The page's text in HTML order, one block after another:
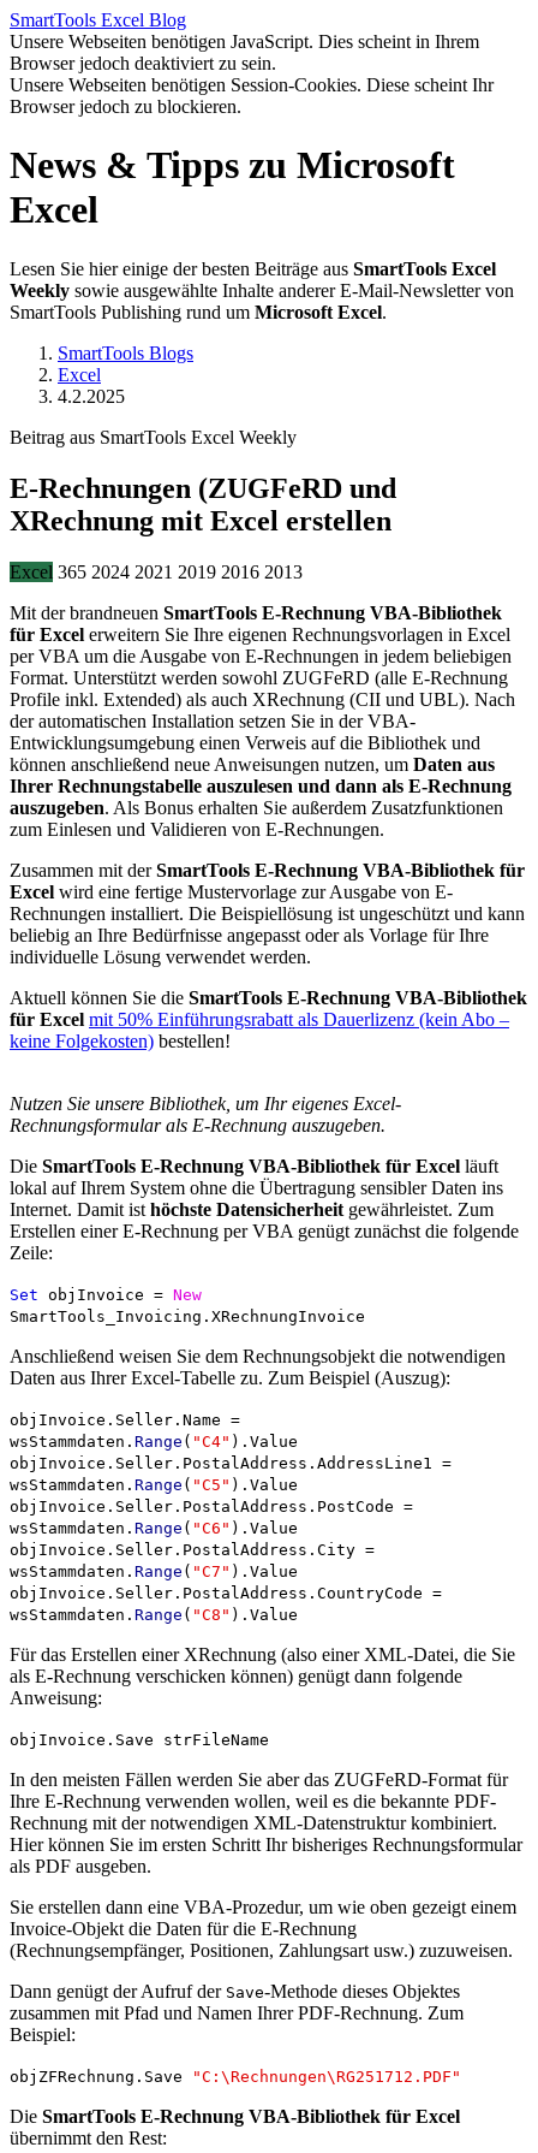
SmartTools Excel Blog
Unsere Webseiten benötigen JavaScript. Dies scheint in Ihrem
Browser jedoch deaktiviert zu sein.
Unsere Webseiten benötigen Session-Cookies. Diese scheint Ihr
Browser jedoch zu blockieren.
News & Tipps zu Microsoft
Excel
Lesen Sie hier einige der besten Beiträge aus SmartTools Excel
Weekly sowie ausgewählte Inhalte anderer E-Mail-Newsletter von
SmartTools Publishing rund um Microsoft Excel.
SmartTools Blogs
Excel
4.2.2025
Beitrag aus SmartTools Excel Weekly
E-Rechnungen (ZUGFeRD und
XRechnung mit Excel erstellen
Excel 365 2024 2021 2019 2016 2013
Mit der brandneuen SmartTools E-Rechnung VBA-Bibliothek
für Excel erweitern Sie Ihre eigenen Rechnungsvorlagen in Excel
per VBA um die Ausgabe von E-Rechnungen in jedem beliebigen
Format. Unterstützt werden sowohl ZUGFeRD (alle E-Rechnung
Profile inkl. Extended) als auch XRechnung (CII und UBL). Nach
der automatischen Installation setzen Sie in der VBA-
Entwicklungsumgebung einen Verweis auf die Bibliothek und
können anschließend neue Anweisungen nutzen, um Daten aus
Ihrer Rechnungstabelle auszulesen und dann als E-Rechnung
auszugeben. Als Bonus erhalten Sie außerdem Zusatzfunktionen
zum Einlesen und Validieren von E-Rechnungen.
Zusammen mit derSmartTools E-Rechnung VBA-Bibliothek für
Excel wird eine fertige Mustervorlage zur Ausgabe von E-
Rechnungen installiert. Die Beispiellösung ist ungeschützt und kann
beliebig an Ihre Bedürfnisse angepasst oder als Vorlage für Ihre
individuelle Lösung verwendet werden.
Aktuell können Sie die SmartTools E-Rechnung VBA-Bibliothek
für Excel mit 50% Einführungsrabatt als Dauerlizenz (kein Abo –
keine Folgekosten) bestellen!
Nutzen Sie unsere Bibliothek, um Ihr eigenes Excel-
Rechnungsformular als E-Rechnung auszugeben.
Die SmartTools E-Rechnung VBA-Bibliothek für Excel läuft
lokal auf Ihrem System ohne die Übertragung sensibler Daten ins
Internet. Damit ist höchste Datensicherheit gewährleistet. Zum
Erstellen einer E-Rechnung per VBA genügt zunächst die folgende
Zeile:
Set objInvoice = New
SmartTools_Invoicing.XRechnungInvoice
Anschließend weisen Sie dem Rechnungsobjekt die notwendigen
Daten aus Ihrer Excel-Tabelle zu. Zum Beispiel (Auszug):
objInvoice.Seller.Name =
wsStammdaten. Range ( "C4" ).Value
objInvoice.Seller.PostalAddress.AddressLine1 =
wsStammdaten. Range ( "C5" ).Value
objInvoice.Seller.PostalAddress.PostCode =
wsStammdaten. Range ( "C6" ).Value
objInvoice.Seller.PostalAddress.City =
wsStammdaten. Range ( "C7" ).Value
objInvoice.Seller.PostalAddress.CountryCode =
wsStammdaten. Range ( "C8" ).Value
Für das Erstellen einer XRechnung (also einer XML-Datei, die Sie
als E-Rechnung verschicken können) genügt dann folgende
Anweisung:
objInvoice.Save strFileName
In den meisten Fällen werden Sie aber das ZUGFeRD-Format für
Ihre E-Rechnung verwenden wollen, weil es die bekannte PDF-
Rechnung mit der notwendigen XML-Datenstruktur kombiniert.
Hier können Sie im ersten Schritt Ihr bisheriges Rechnungsformular
als PDF ausgeben.
Sie erstellen dann eine VBA-Prozedur, um wie oben gezeigt einem
Invoice-Objekt die Daten für die E-Rechnung
(Rechnungsempfänger, Positionen, Zahlungsart usw.) zuzuweisen.
Dann genügt der Aufruf der Save-Methode dieses Objektes
zusammen mit Pfad und Namen Ihrer PDF-Rechnung. Zum
Beispiel:
objZFRechnung.Save "C:\Rechnungen\RG251712.PDF"
Die SmartTools E-Rechnung VBA-Bibliothek für Excel
übernimmt den Rest: